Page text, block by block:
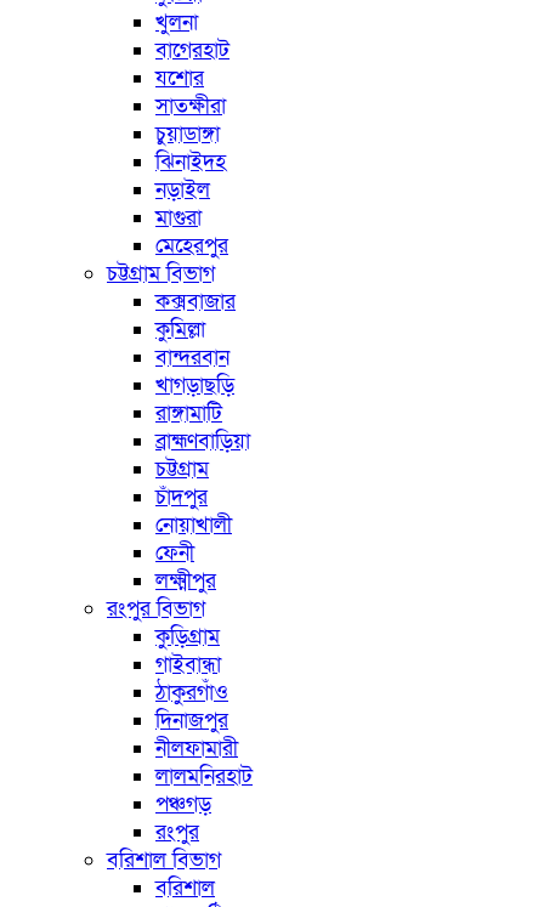
খুলনা
বাগেরহাট
যশোর
সাতক্ষীরা
চুয়াডাঙ্গা
ঝিনাইদহ
নড়াইল
মাগুরা
মেহেরপুর
চট্টগ্রাম বিভাগ
কক্সবাজার
কুমিল্লা
বান্দরবান
খাগড়াছড়ি
রাঙ্গামাটি
ব্রাহ্মণবাড়িয়া
চট্টগ্রাম
চাঁদপুর
নোয়াখালী
ফেনী
লক্ষ্মীপুর
রংপুর বিভাগ
কুড়িগ্রাম
গাইবান্ধা
ঠাকুরগাঁও
দিনাজপুর
নীলফামারী
লালমনিরহাট
পঞ্চগড়
রংপুর
বরিশাল বিভাগ
বরিশাল